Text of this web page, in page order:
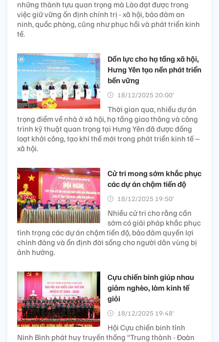
những thành tựu quan trọng mà Lào đạt được trong
việc giữ vững ổn định chính trị - xã hội, bảo đảm an
ninh, quốc phòng, cũng như phục hồi và phát triển kinh
tế.
Dồn lực cho hạ tầng xã hội,
Hưng Yên tạo nền phát triển
bền vững
18/12/2025 20:00’
Thời gian qua, nhiều dự án
trọng điểm về nhà ở xã hội, hạ tầng giao thông và công
trình kỹ thuật quan trọng tại Hưng Yên đã được đồng
loạt khởi công, tạo khí thế mới trong phát triển kinh tế –
xã hội.
Cử tri mong sớm khắc phục
các dự án chậm tiến độ
18/12/2025 19:50’
Nhiều cử tri cho rằng cần
sớm có giải pháp khắc phục
tình trạng các dự án chậm tiến độ, bảo đảm quyền lợi
chính đáng và ổn định đời sống cho người dân vùng bị
ảnh hưởng.
Cựu chiến binh giúp nhau
giảm nghèo, làm kinh tế
giỏi
18/12/2025 19:48’
Hội Cựu chiến binh tỉnh
Ninh Bình phát huy truyền thống “Trung thành - Đoàn